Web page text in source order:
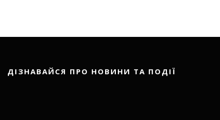
ДІЗНАВАЙСЯ ПРО НОВИНИ ТА ПОДІЇ